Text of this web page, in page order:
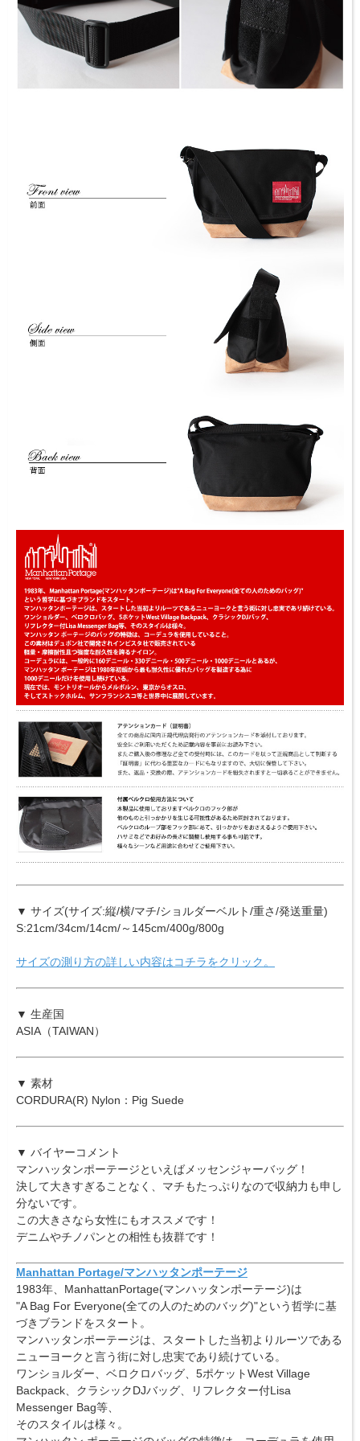
▼ サイズ(サイズ:縦/横/マチ/ショルダーベルト/重さ/発送重量)
S:21cm/34cm/14cm/～145cm/400g/800g
サイズの測り方の詳しい内容はコチラをクリック。
▼ 生産国
ASIA（TAIWAN）
▼ 素材
CORDURA(R) Nylon：Pig Suede
▼ バイヤーコメント
マンハッタンポーテージといえばメッセンジャーバッグ！
決して大きすぎることなく、マチもたっぷりなので収納力も申し
分ないです。
この大きさなら女性にもオススメです！
デニムやチノパンとの相性も抜群です！
Manhattan Portage/マンハッタンポーテージ
1983年、ManhattanPortage(マンハッタンポーテージ)は
"A Bag For Everyone(全ての人のためのバッグ)"という哲学に基
づきブランドをスタート。
マンハッタンポーテージは、スタートした当初よりルーツである
ニューヨークと言う街に対し忠実であり続けている。
ワンショルダー、ベロクロバッグ、5ポケットWest Village
Backpack、クラシックDJバッグ、リフレクター付Lisa
Messenger Bag等、
そのスタイルは様々。